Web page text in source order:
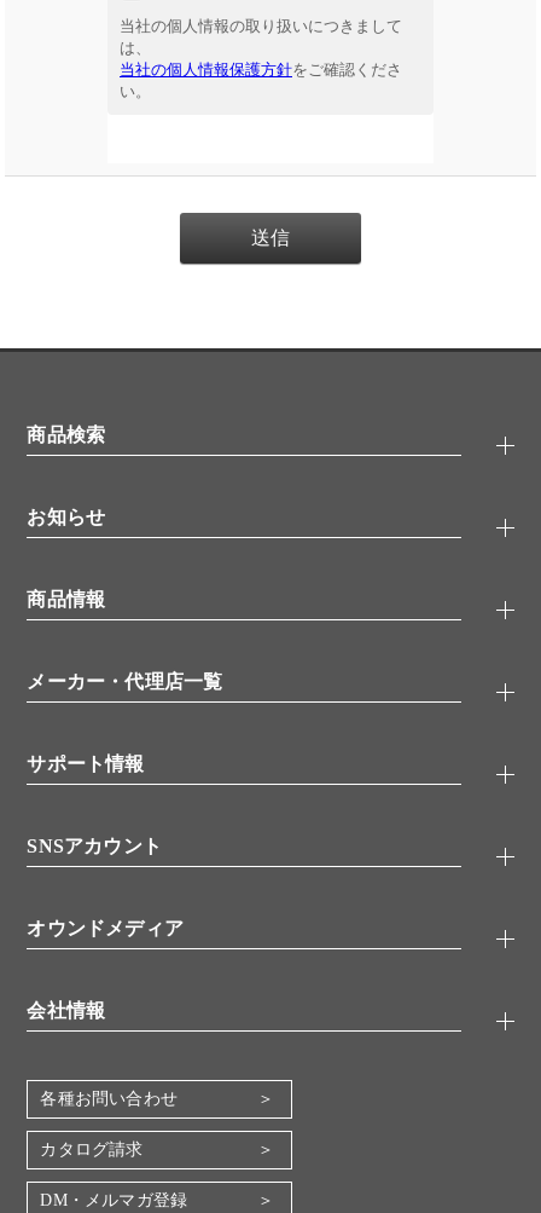
当社の個人情報の取り扱いにつきまして
は、
当社の個人情報保護方針をご確認くださ
い。
商品検索
タンパク質検索
ELISA/ELISpot検索
品番検索
お知らせ
無料サンプル
ウェビナー （オンラインセミナー）
学会・展示スケジュール
商品情報
抗体
シグナル伝達
糖類／レクチン
分子生物
バイオメディカル(環境・食品)
機器・消耗品
メーカー・代理店一覧
代理店
サポート情報
アプリケーションノート
書類ダウンロード
SNSアカウント
YouTube
オウンドメディア
会社情報
会社概要
地図・アクセス（本社）
IR情報
電子公告
各種お問い合わせ
カタログ請求
DM・メルマガ登録